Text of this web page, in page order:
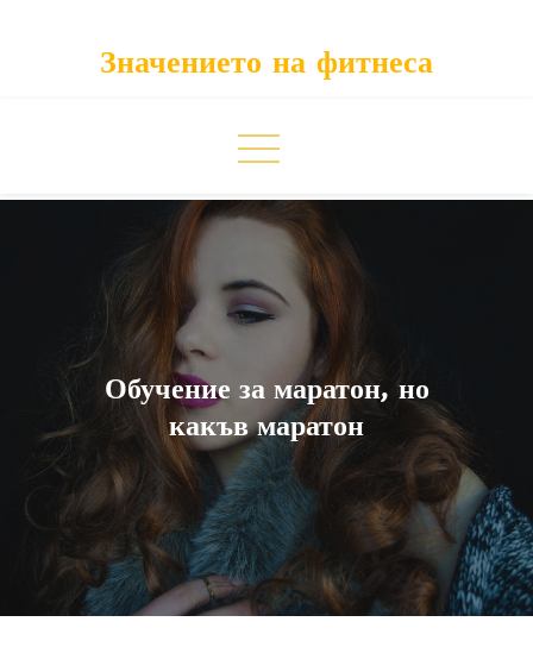
Значението на фитнеса
Обучение за маратон, но
какъв маратон